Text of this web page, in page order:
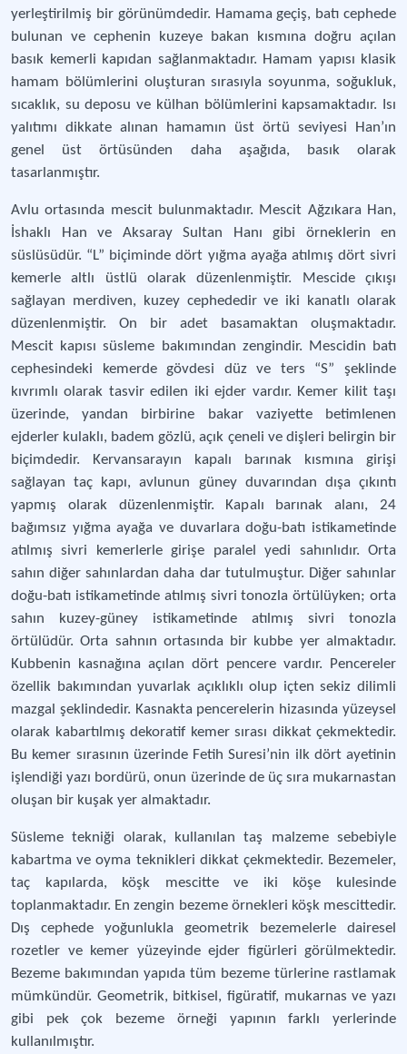
yerleştirilmiş bir görünümdedir. Hamama geçiş, batı cephede
bulunan ve cephenin kuzeye bakan kısmına doğru açılan
basık kemerli kapıdan sağlanmaktadır. Hamam yapısı klasik
hamam bölümlerini oluşturan sırasıyla soyunma, soğukluk,
sıcaklık, su deposu ve külhan bölümlerini kapsamaktadır. Isı
yalıtımı dikkate alınan hamamın üst örtü seviyesi Han’ın
genel üst örtüsünden daha aşağıda, basık olarak
tasarlanmıştır.
Avlu ortasında mescit bulunmaktadır. Mescit Ağzıkara Han,
İshaklı Han ve Aksaray Sultan Hanı gibi örneklerin en
süslüsüdür. “L” biçiminde dört yığma ayağa atılmış dört sivri
kemerle altlı üstlü olarak düzenlenmiştir. Mescide çıkışı
sağlayan merdiven, kuzey cephededir ve iki kanatlı olarak
düzenlenmiştir. On bir adet basamaktan oluşmaktadır.
Mescit kapısı süsleme bakımından zengindir. Mescidin batı
cephesindeki kemerde gövdesi düz ve ters “S” şeklinde
kıvrımlı olarak tasvir edilen iki ejder vardır. Kemer kilit taşı
üzerinde, yandan birbirine bakar vaziyette betimlenen
ejderler kulaklı, badem gözlü, açık çeneli ve dişleri belirgin bir
biçimdedir. Kervansarayın kapalı barınak kısmına girişi
sağlayan taç kapı, avlunun güney duvarından dışa çıkıntı
yapmış olarak düzenlenmiştir. Kapalı barınak alanı, 24
bağımsız yığma ayağa ve duvarlara doğu-batı istikametinde
atılmış sivri kemerlerle girişe paralel yedi sahınlıdır. Orta
sahın diğer sahınlardan daha dar tutulmuştur. Diğer sahınlar
doğu-batı istikametinde atılmış sivri tonozla örtülüyken; orta
sahın kuzey-güney istikametinde atılmış sivri tonozla
örtülüdür. Orta sahnın ortasında bir kubbe yer almaktadır.
Kubbenin kasnağına açılan dört pencere vardır. Pencereler
özellik bakımından yuvarlak açıklıklı olup içten sekiz dilimli
mazgal şeklindedir. Kasnakta pencerelerin hizasında yüzeysel
olarak kabartılmış dekoratif kemer sırası dikkat çekmektedir.
Bu kemer sırasının üzerinde Fetih Suresi’nin ilk dört ayetinin
işlendiği yazı bordürü, onun üzerinde de üç sıra mukarnastan
oluşan bir kuşak yer almaktadır.
Süsleme tekniği olarak, kullanılan taş malzeme sebebiyle
kabartma ve oyma teknikleri dikkat çekmektedir. Bezemeler,
taç kapılarda, köşk mescitte ve iki köşe kulesinde
toplanmaktadır. En zengin bezeme örnekleri köşk mescittedir.
Dış cephede yoğunlukla geometrik bezemelerle dairesel
rozetler ve kemer yüzeyinde ejder figürleri görülmektedir.
Bezeme bakımından yapıda tüm bezeme türlerine rastlamak
mümkündür. Geometrik, bitkisel, figüratif, mukarnas ve yazı
gibi pek çok bezeme örneği yapının farklı yerlerinde
kullanılmıştır.